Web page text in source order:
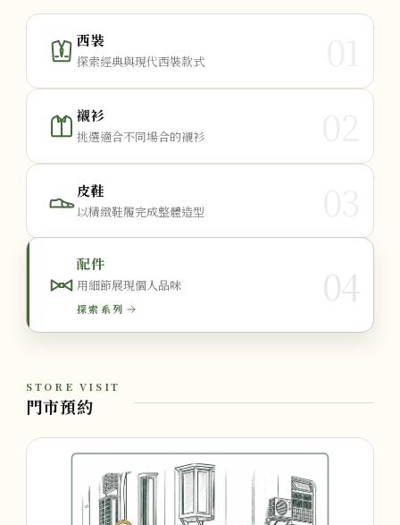
西裝
探索經典與現代西裝款式
襯衫
挑選適合不同場合的襯衫
皮鞋
以精緻鞋履完成整體造型
04
配件
用細節展現個人品味
探索系列
STORE VISIT
門市預約